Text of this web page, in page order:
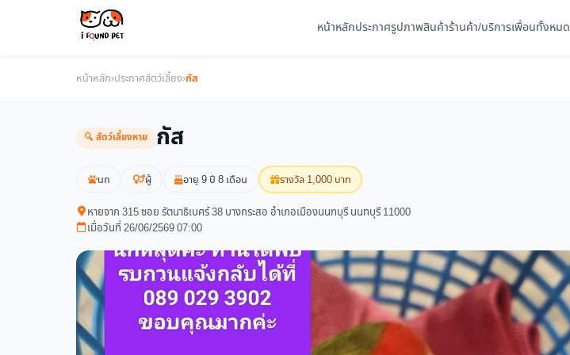
หน้าหลักประกาศรูปภาพสินค้าร้านค้า/บริการเพื่อนทั้งหมด
หน้าหลัก›ประกาศสัตว์เลี้ยง›กัส
🔍 สัตว์เลี้ยงหาย กัส
นก ผู้ อายุ 9 ปี 8 เดือน รางวัล 1,000 บาท
หายจาก 315 ซอย รัตนาธิเบศร์ 38 บางกระสอ อำเภอเมืองนนทบุรี นนทบุรี 11000
เมื่อวันที่ 26/06/2569 07:00